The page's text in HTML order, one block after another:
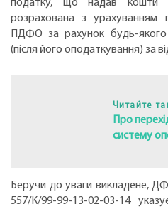
податку, що надав кошти
розрахована з урахуванням
ПДФО за рахунок будь-
(після його оподаткування) за
Читайте
Про
систему
Беручи до уваги викладене,
557/К/99-99-13-02-03-14